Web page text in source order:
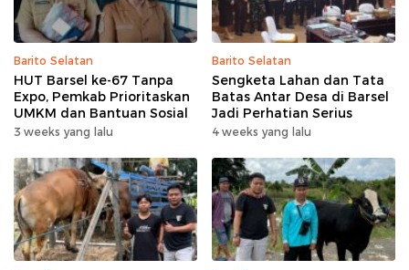
Barito Selatan
HUT Barsel ke-67 Tanpa
Expo, Pemkab Prioritaskan
UMKM dan Bantuan Sosial
3 weeks yang lalu
Barito Selatan
Sengketa Lahan dan Tata
Batas Antar Desa di Barsel
Jadi Perhatian Serius
4 weeks yang lalu